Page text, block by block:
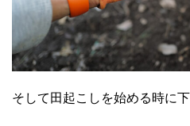
そして田起こしを始める時に